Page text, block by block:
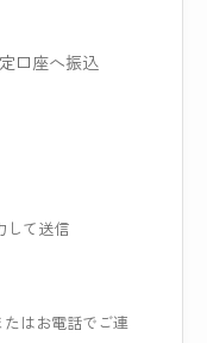
口座へ振込
して送信
はお電話でご連